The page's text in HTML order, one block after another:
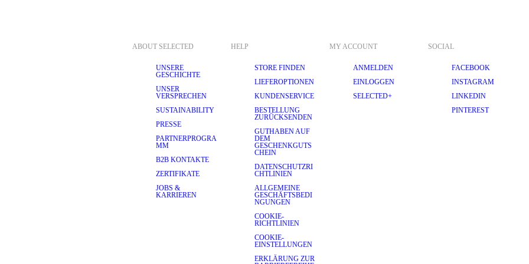
das weit über
außerdem
ABOUT SELECTED
UNSERE
GESCHICHTE
UNSER
VERSPRECHEN
SUSTAINABILITY
PRESSE
PARTNERPROGRA
MM
B2B KONTAKTE
ZERTIFIKATE
JOBS &
KARRIEREN
HELP
STORE FINDEN
LIEFEROPTIONEN
KUNDENSERVICE
BESTELLUNG
ZURÜCKSENDEN
GUTHABEN AUF
DEM
GESCHENKGUTS
CHEIN
DATENSCHUTZRI
CHTLINIEN
ALLGEMEINE
GESCHÄFTSBEDI
NGUNGEN
COOKIE-
RICHTLINIEN
COOKIE-
EINSTELLUNGEN
ERKLÄRUNG ZUR
MY ACCOUNT
ANMELDEN
EINLOGGEN
SELECTED+
SOCIAL
FACEBOOK
INSTAGRAM
LINKEDIN
PINTEREST